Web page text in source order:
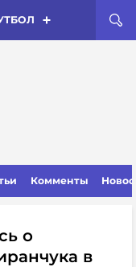
Комменты
о
в